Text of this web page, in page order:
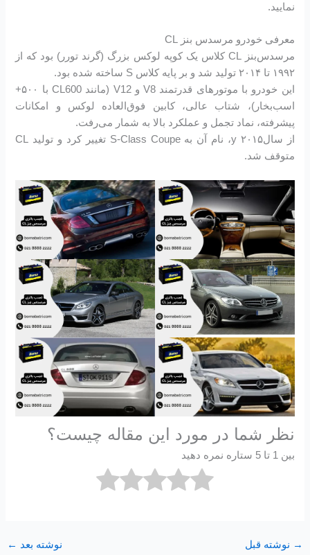
نمایید.
معرفی خودرو مرسدس بنز CL
مرسدس‌بنز CL کلاس یک کوپه لوکس بزرگ (گرند تورر) بود که از
۱۹۹۲ تا ۲۰۱۴ تولید شد و بر پایه کلاس S ساخته شده بود.
این خودرو با موتورهای قدرتمند V8 و V12 (مانند CL600 با ۵۰۰+
اسب‌بخار)، شتاب عالی، کابین فوق‌العاده لوکس و امکانات
پیشرفته، نماد تجمل و عملکرد بالا به شمار می‌رفت.
از سالy ۲۰۱۵، نام آن به S-Class Coupe تغییر کرد و تولید CL
متوقف شد.
نظر شما در مورد این مقاله چیست؟
بین 1 تا 5 ستاره نمره دهید
→ نوشته قبل نوشته بعد ←